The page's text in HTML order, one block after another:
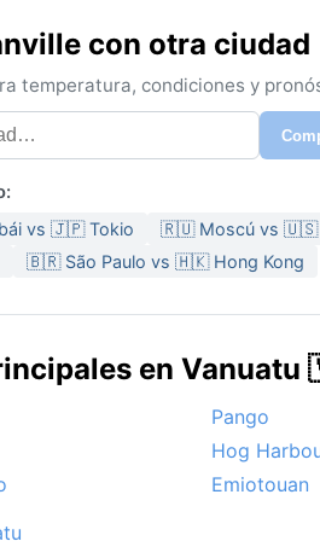
con otra ciudad
temperatura, condiciones y
vs 🇯🇵 Tokio 🇷🇺 Moscú vs 🇺🇸
🇧🇷 São Paulo vs 🇭🇰 Hong Kong
en
Pango
Hog
Emiotouan